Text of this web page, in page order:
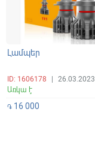
Լամպեր
ID: 1606178 26.03.2023
Առկա է
֏ 16 000